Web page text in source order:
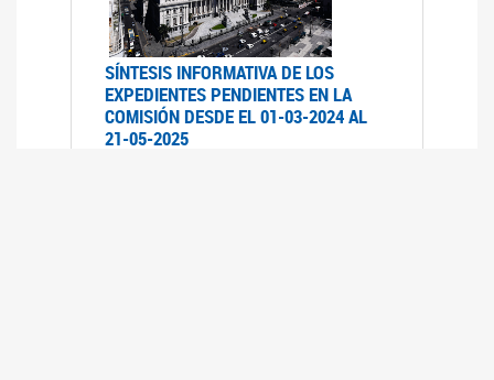
SÍNTESIS INFORMATIVA DE LOS
EXPEDIENTES PENDIENTES EN LA
COMISIÓN DESDE EL 01-03-2024 AL
21-05-2025